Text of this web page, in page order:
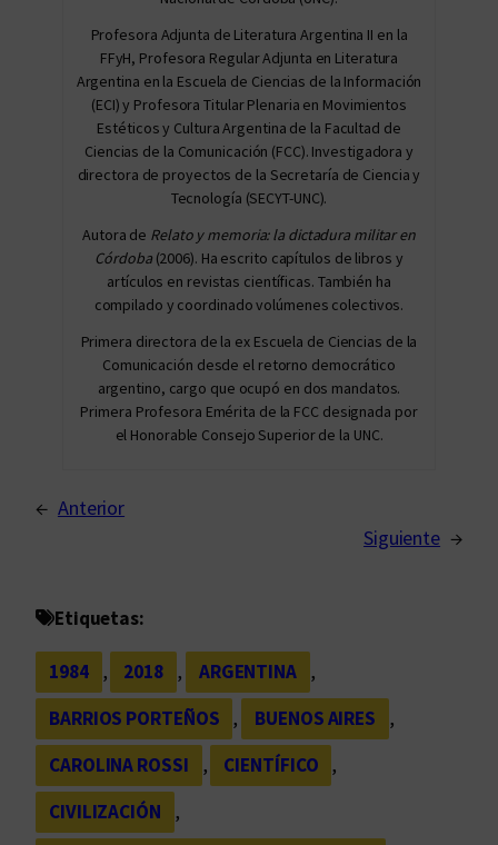
Profesora Adjunta de Literatura Argentina II en la
FFyH, Profesora Regular Adjunta en Literatura
Argentina en la Escuela de Ciencias de la Información
(ECI) y Profesora Titular Plenaria en Movimientos
Estéticos y Cultura Argentina de la Facultad de
Ciencias de la Comunicación (FCC). Investigadora y
directora de proyectos de la Secretaría de Ciencia y
Tecnología (SECYT-UNC).
Autora de Relato y memoria: la dictadura militar en
Córdoba (2006). Ha escrito capítulos de libros y
artículos en revistas científicas. También ha
compilado y coordinado volúmenes colectivos.
Primera directora de la ex Escuela de Ciencias de la
Comunicación desde el retorno democrático
argentino, cargo que ocupó en dos mandatos.
Primera Profesora Emérita de la FCC designada por
el Honorable Consejo Superior de la UNC.
← Anterior
Siguiente →
Etiquetas:
1984 , 2018 , ARGENTINA
,
BARRIOS PORTEÑOS
, BUENOS AIRES
,
CAROLINA ROSSI
, CIENTÍFICO
,
CIVILIZACIÓN
,